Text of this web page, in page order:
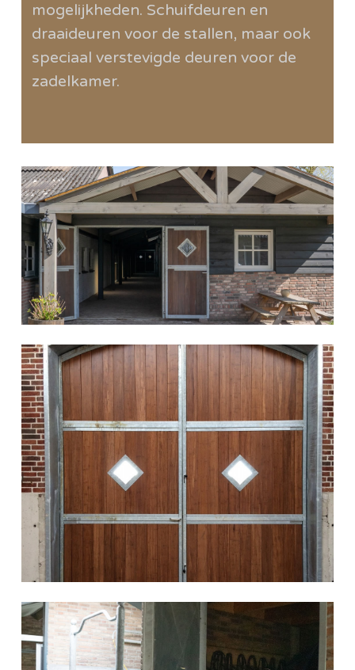
mogelijkheden. Schuifdeuren en
draaideuren voor de stallen, maar ook
speciaal verstevigde deuren voor de
zadelkamer.